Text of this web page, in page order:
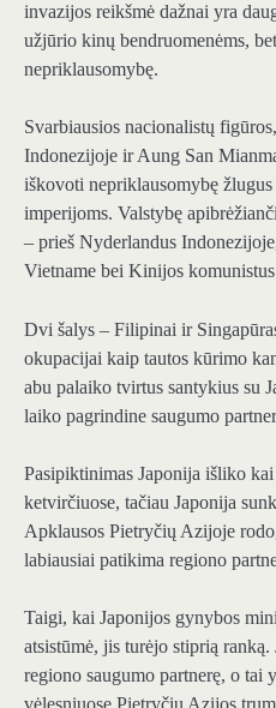
invazijos reikšmė dažnai yra
užjūrio kinų bendruomenėms,
nepriklausomybę.
Svarbiausios nacionalistų
Indonezijoje ir Aung San
iškovoti nepriklausomybę
imperijoms. Valstybę
– prieš Nyderlandus
Vietname bei Kinijos
Dvi šalys – Filipinai ir
okupacijai kaip tautos kūrimo
abu palaiko tvirtus santykius su
laiko pagrindine saugumo
Pasipiktinimas Japonija išliko
ketvirčiuose, tačiau Japonija
Apklausos Pietryčių Azijoje
labiausiai patikima regiono
Taigi, kai Japonijos gynybos
atsistūmė, jis turėjo stiprią
regiono saugumo partnerę, o tai
vėlesniuose Pietryčių Azijos